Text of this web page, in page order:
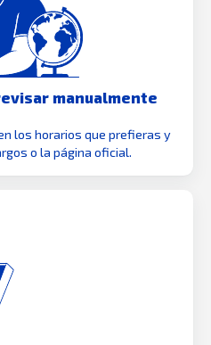
manualmente
los horarios que prefieras y
o la página oficial.